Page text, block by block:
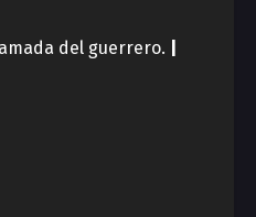
del guerrero.